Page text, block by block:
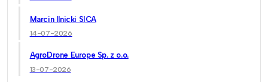
Marcin Ilnicki SICA
14-07-2026
AgroDrone Europe Sp. z o.o.
13-07-2026